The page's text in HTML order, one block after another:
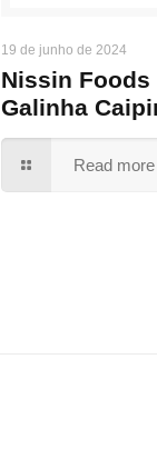
19 de junho de 2024
Nissin Foods
Galinha
Read more